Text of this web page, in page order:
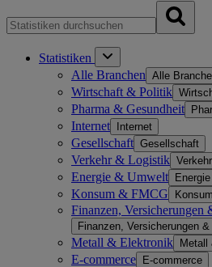
Statistiken
Alle Branchen Alle
Wirtschaft & Politik
Pharma & Gesundheit
Internet Internet
Gesellschaft Gesellschaft
Verkehr & Logistik
Energie & Umwelt
Konsum & FMCG
Finanzen, Versicherungen
Finanzen, Versicherungen
Metall & Elektronik Metall
E-commerce E-commerce